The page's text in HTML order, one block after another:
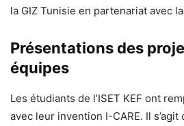
la GIZ Tunisie en partenariat avec
Présentations des
équipes
Les étudiants de l’ISET KEF ont
avec leur invention I-CARE. Il